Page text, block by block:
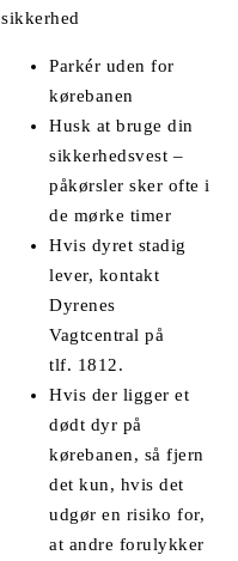
sikkerhed
Parkér uden for
kørebanen
Husk at bruge din
sikkerhedsvest –
påkørsler sker ofte i
de mørke timer
Hvis dyret stadig
lever, kontakt
Dyrenes
Vagtcentral på
tlf. 1812.
Hvis der ligger et
dødt dyr på
kørebanen, så fjern
det kun, hvis det
udgør en risiko for,
at andre forulykker